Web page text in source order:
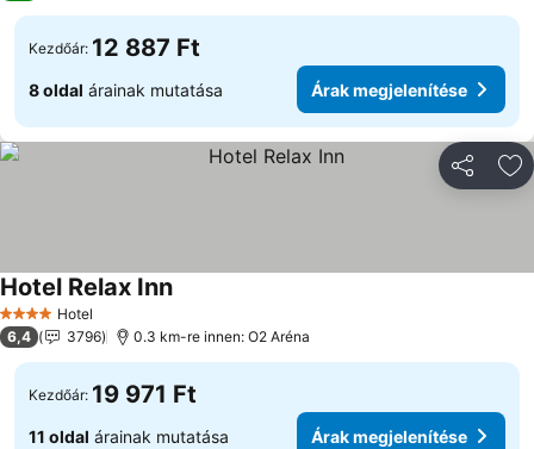
Kezdőár: 12 887 Ft
8 oldal árainak mutatása Árak megjelenítése
4 KategóriaHotel
Hotel Relax Inn
6,4 3796 0.3 km-re innen: O2 Aréna
Kezdőár: 19 971 Ft
11 oldal árainak mutatása Árak megjelenítése